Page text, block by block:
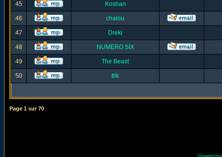
45 Koshan
46 chalou
47 Dreki
48 NUMERO SIX
49 The Beast
50 tilk
Page 1 sur70
Powered by